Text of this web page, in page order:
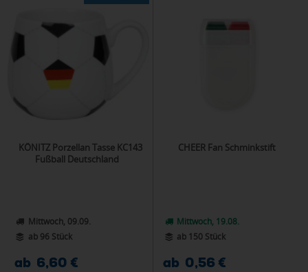
KÖNITZ Porzellan Tasse KC143
Fußball Deutschland
Mittwoch, 09.09.
ab 96 Stück
ab 6,60 €
CHEER Fan Schminkstift
Mittwoch, 19.08.
ab 150 Stück
ab 0,56 €